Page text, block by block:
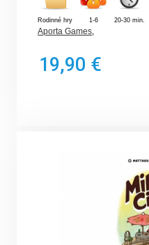
Rodinné hry 1-6 20-30 min.
Aporta Games
19,90 €